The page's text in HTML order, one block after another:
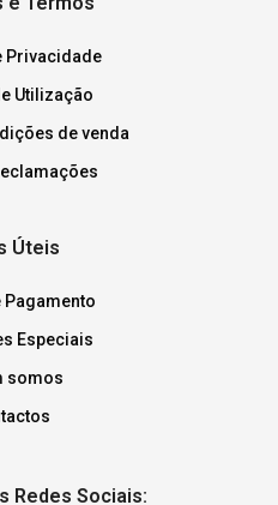
Privacidade
Utilização
de venda
Úteis
Pagamento
Especiais
somos
Redes Sociais: